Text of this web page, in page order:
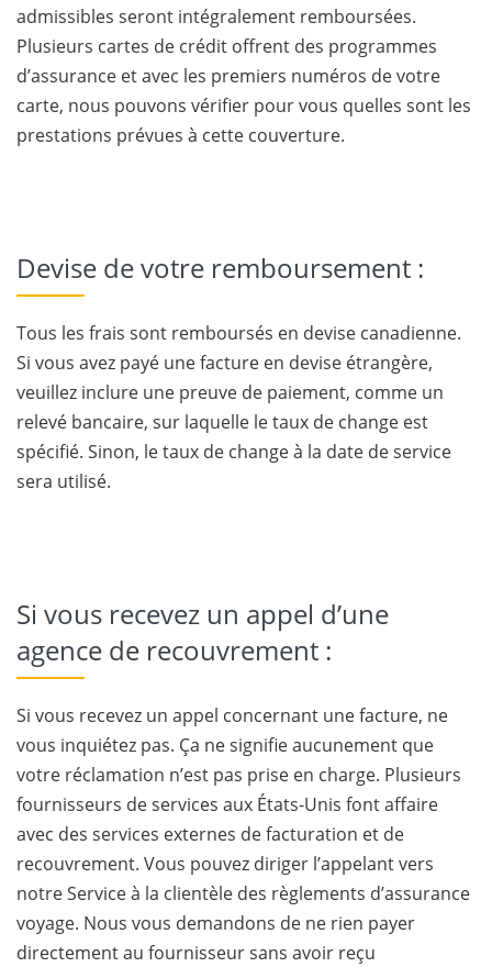
admissibles seront intégralement remboursées.
Plusieurs cartes de crédit offrent des programmes
d’assurance et avec les premiers numéros de votre
carte, nous pouvons vérifier pour vous quelles sont les
prestations prévues à cette couverture.
Devise de votre remboursement :
Tous les frais sont remboursés en devise canadienne.
Si vous avez payé une facture en devise étrangère,
veuillez inclure une preuve de paiement, comme un
relevé bancaire, sur laquelle le taux de change est
spécifié. Sinon, le taux de change à la date de service
sera utilisé.
Si vous recevez un appel d’une
agence de recouvrement :
Si vous recevez un appel concernant une facture, ne
vous inquiétez pas. Ça ne signifie aucunement que
votre réclamation n’est pas prise en charge. Plusieurs
fournisseurs de services aux États-Unis font affaire
avec des services externes de facturation et de
recouvrement. Vous pouvez diriger l’appelant vers
notre Service à la clientèle des règlements d’assurance
voyage. Nous vous demandons de ne rien payer
directement au fournisseur sans avoir reçu